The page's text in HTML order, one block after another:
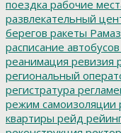
поездка рабочие
развлекательный
берегов ракеты
расписание автобусов
реанимация ревизия
региональный
регистратура
режим самоизоляции
квартиры рейд